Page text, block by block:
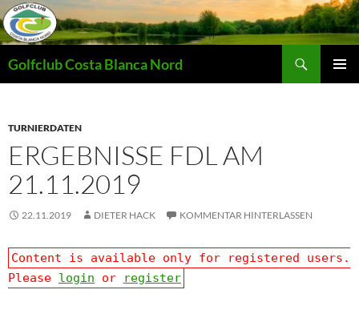
Zum
Inhalt
springen
Golfclub Costa Blanca Nord
TURNIERDATEN
ERGEBNISSE FDL AM
21.11.2019
22.11.2019 DIETER HACK KOMMENTAR HINTERLASSEN
Content is available only for registered users.
Please login or register